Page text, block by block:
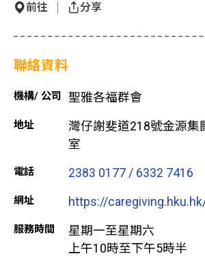
前往 分享
聯絡資料
機構/ 公司 聖雅各福群會
地址
灣仔謝斐道218號金源集
室
電話 2383 0177 / 6332 7416
網址 https://
服務時間
星期一至星期六
上午10時至下午5時半